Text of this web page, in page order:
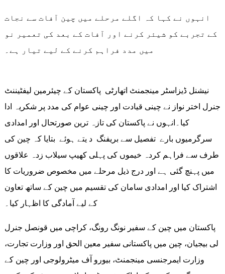
انہوں نے کہا کہ اگلے مرحلے میں چین آفات سے نجات
کے تجربے کو شیئر کرنے اور آفات کے بعد کی تعمیر نو
میں مدد فراہم کرنے کے لیے تیار ہے۔
نیشنل ڈیزاسٹر مینجمنٹ اتھارٹی پاکستان کے چیئرمین لیفٹیننٹ
جنرل اختر نواز نے چینی قیادت اور چینی عوام کی مدد پر شکریہ ادا
کیا۔انہوں نے پاکستان کی تازہ ترین صورتحال اور امدادی
سرگرمیوں بارے تفصیل سے بریفنگ د یتے ہوئے بتایا کہ چین کی
طرف سے فراہم کردہ خیموں کی پہلی کھیپ سیلاب زدہ علاقوں
میں پہنچ گئی ہے اور درج ذیل مرحلے میں مخصوص ضروریات کا
اشتراک کیا اور امدادی سامان کی تقسیم میں چین کے ساتھ تعاون
کے لیے آمادگی کا اظہار کیا۔
پاکستان میں چین کے سفیر نونگ رونگ، کراچی میں قونصل جنرل
لی بیجیان، چین میں پاکستانی سفیر معین الحق اور وزارت تجارت،
وزارت ایمرجنسی مینجمنٹ، بیورو آف میٹرولوجی اور چین کے